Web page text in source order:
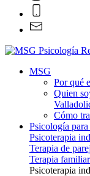
MSG
Por qué
Quien
Cómo
Psicología
Psicoterapia
Terapia de
Terapia familiar
Psicoterapia